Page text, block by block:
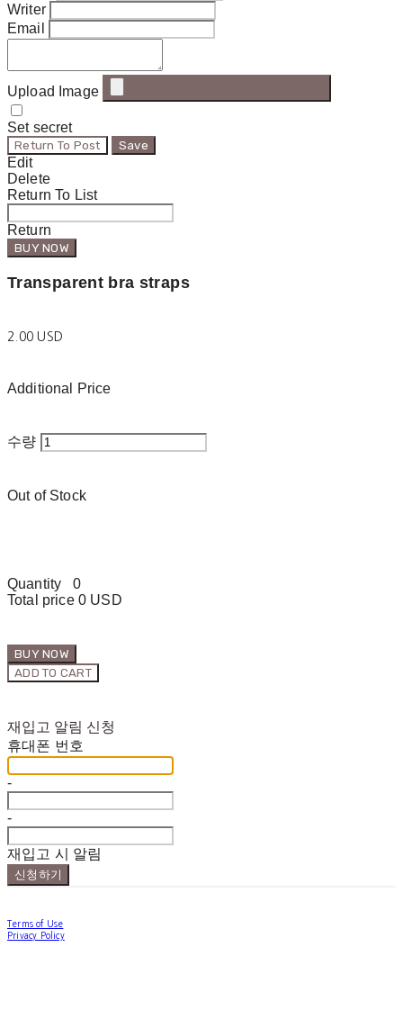
Writer
Email
Upload Image
Set secret
Return To Post Save
Edit
Delete
Return To List
Return
BUY NOW
Transparent bra straps
2.00 USD
Additional Price
수량
Out of Stock
Quantity
0
Total price 0 USD
BUY NOW
ADD TO CART
재입고 알림 신청
휴대폰 번호
-
-
재입고 시 알림
신청하기
Terms of Use
Privacy Policy